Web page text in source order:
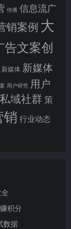
传播 信息流广
销案例 大
告文案创
新媒体 新媒体
用户研究 用户
私域社群 策
销 行业动态
积分
数据